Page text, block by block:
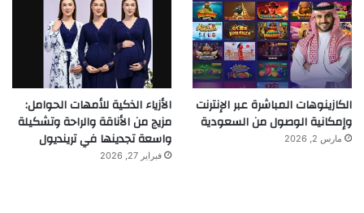
الكازينوهات المباشرة عبر الإنترنت
وإمكانية الوصول من السعودية
مارس 2, 2026
الأزياء الذكية للأمهات الحوامل:
مزيج من الأناقة والراحة وتشكيلة
واسعة تجدينها في ترينديول
فبراير 27, 2026